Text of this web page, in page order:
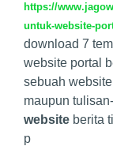
https://
untuk-website-
download 7
website portal
sebuah
maupun
website berita
p